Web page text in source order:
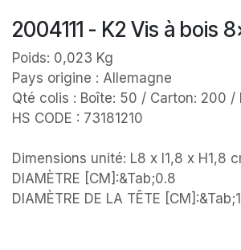
2004111 - K2 Vis à bois
Poids: 0,023 Kg
Pays origine : Allemagne
Qté colis : Boîte: 50 / Carton: 200 /
HS CODE : 73181210
Dimensions unité: L8 x l1,8 x H1,8
DIAMÈTRE [CM]:&Tab;0.8
DIAMÈTRE DE LA TÊTE